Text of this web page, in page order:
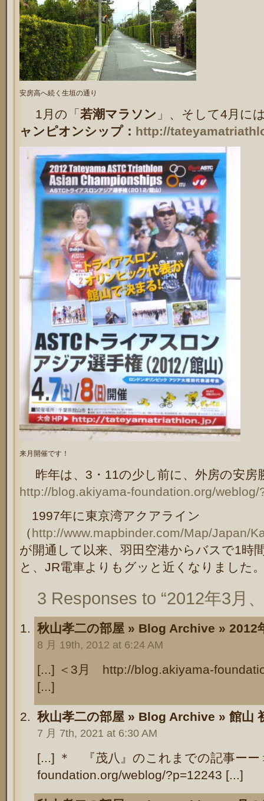
安房高へ続く生垣の通り
1月の「 若潮マラソン 」、そして4月に
ャンピオンシップ： http://
来月開催です！
昨年は、3・11の少し前に、外房の安房
http://blog.akiyama-foundation.org/weblog/
1997年に東京湾アクアライン
（http://www.mapbinder.com/Map/Japan/
が開通して以来、羽田空港からバスで1時
と、JR電車よりもグッと近くなりました
3 Responses to “2012年3月
秋山孝二の部屋 » Blog Archive » 2012
8 月 19th, 2012 at 6:24 AM
[...] ＜3月 http://blog.akiyama-
[...]
秋山孝二の部屋 » Blog Archive » 館山
7 月 7th, 2021 at 6:30 AM
[...] ＊ 『茂八』のこれまでの記事ー
foundation.org/weblog/?p=12243 [...]